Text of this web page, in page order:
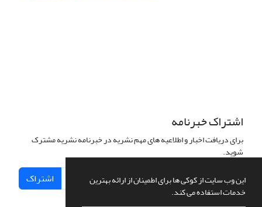
این وب سایت از کوکی ها برای اطمینان از ارائه بهترین
خدمات استفاده می کند.
اشتراک خبرنامه
برای دریافت اخبار و اطلاعیه های مهم نشریه در خبرنامه نشریه مشترک
شوید.
اشتراک